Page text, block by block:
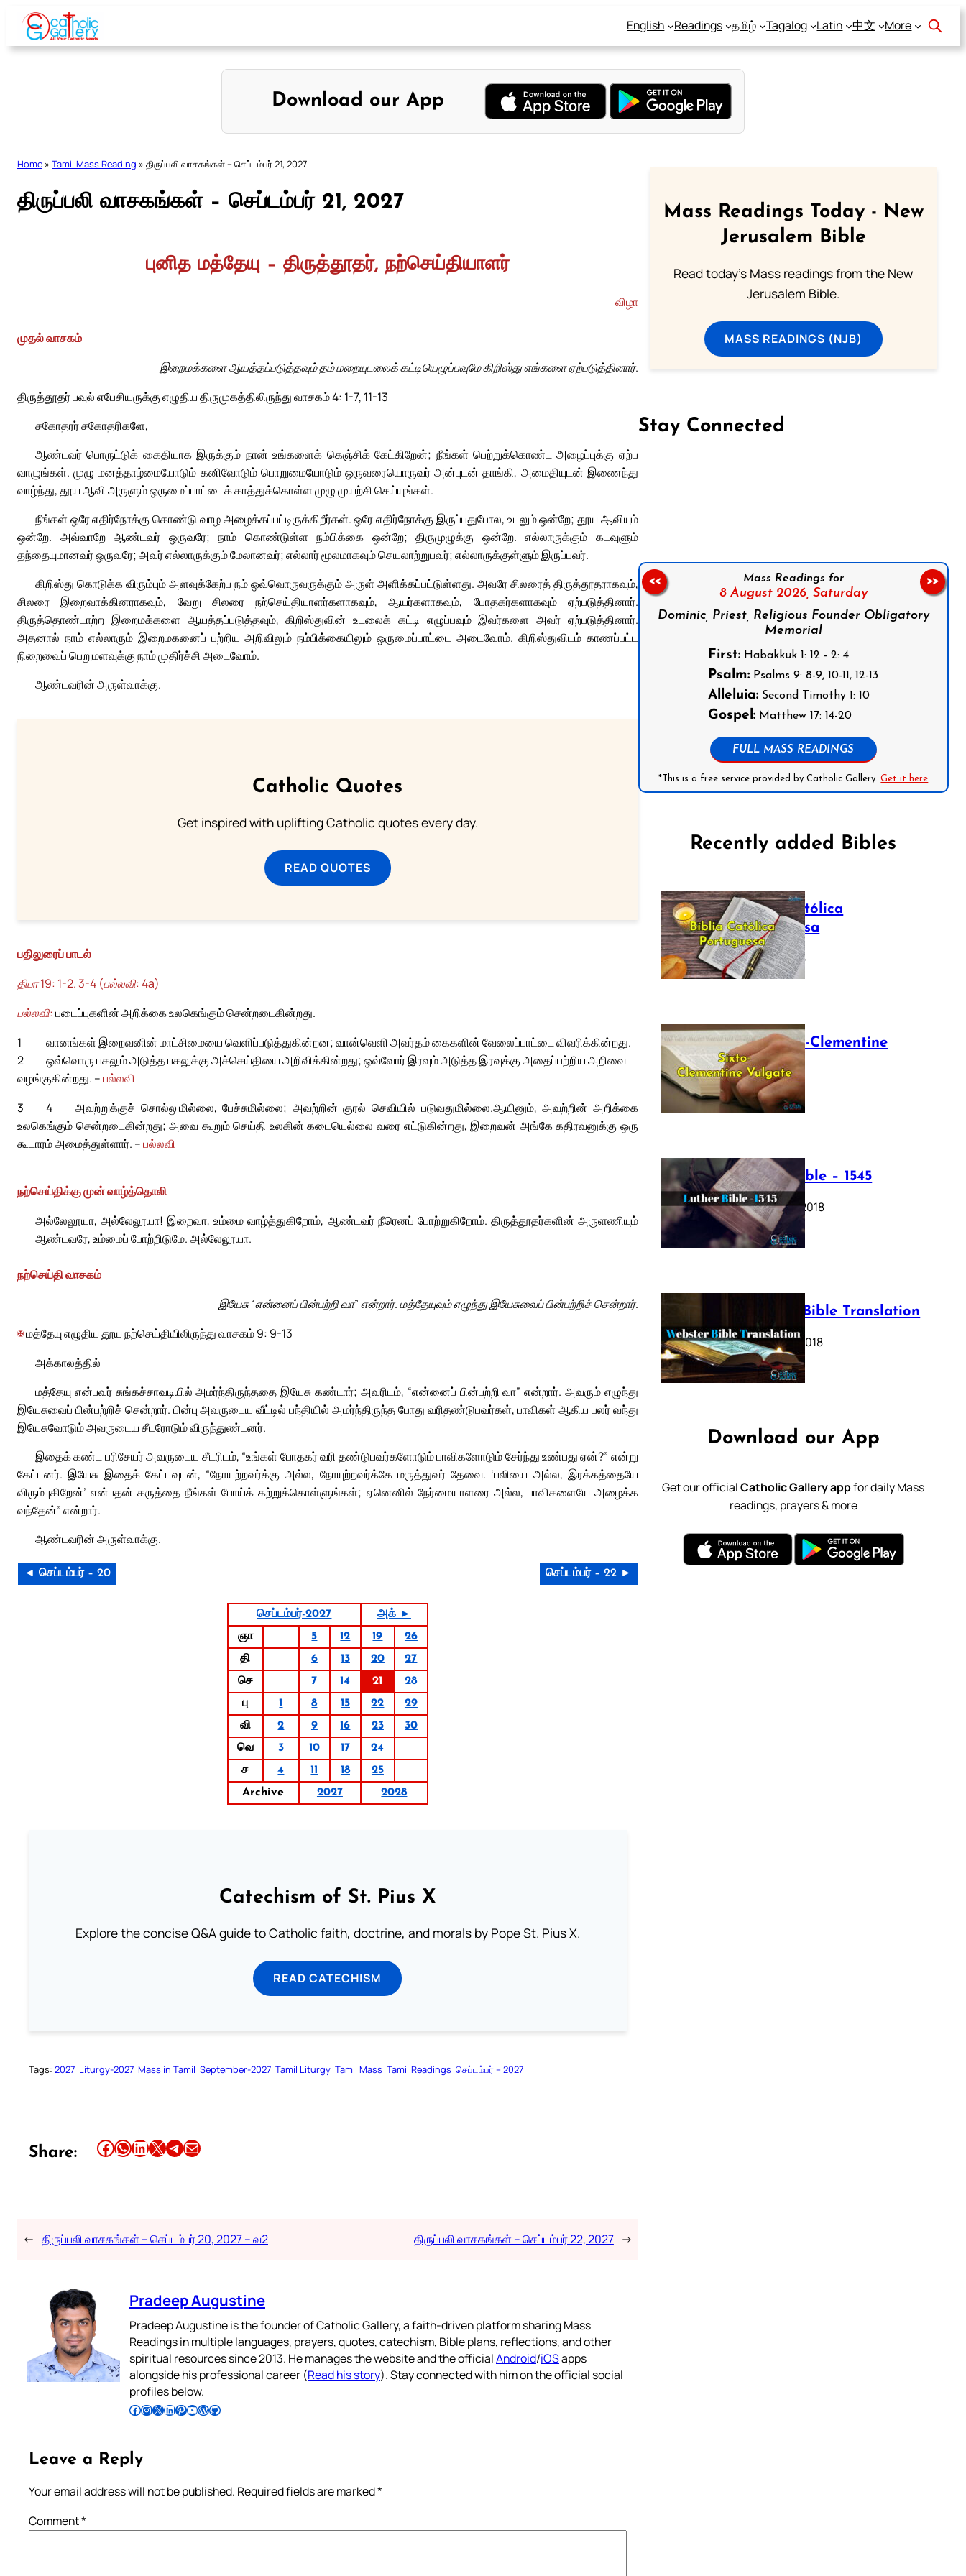
Skip
content
English Readings தமிழ் Tagalog Latin 中文 More
Download our App
Home » Tamil Mass Reading » திருப்பலி வாசகங்கள் – செப்டம்பர் 21, 2027
திருப்பலி வாசகங்கள் – செப்டம்பர் 21, 2027
புனித மத்தேயு – திருத்தூதர், நற்செய்தியாளர்
விழா
முதல் வாசகம்
இறைமக்களை ஆயத்தப்படுத்தவும் தம் மறையுடலைக் கட்டியெழுப்பவுமே கிறிஸ்து எங்களை ஏற்படுத்தினார்.
திருத்தூதர் பவுல் எபேசியருக்கு எழுதிய திருமுகத்திலிருந்து வாசகம் 4: 1-7, 11-13
சகோதரர் சகோதரிகளே,
ஆண்டவர் பொருட்டுக் கைதியாக இருக்கும் நான் உங்களைக் கெஞ்சிக் கேட்கிறேன்; நீங்கள் பெற்றுக்கொண்ட அழைப்புக்கு ஏற்ப
வாழுங்கள். முழு மனத்தாழ்மையோடும் கனிவோடும் பொறுமையோடும் ஒருவரையொருவர் அன்புடன் தாங்கி, அமைதியுடன் இணைந்து
வாழ்ந்து, தூய ஆவி அருளும் ஒருமைப்பாட்டைக் காத்துக்கொள்ள முழு முயற்சி செய்யுங்கள்.
நீங்கள் ஒரே எதிர்நோக்கு கொண்டு வாழ அழைக்கப்பட்டிருக்கிறீர்கள். ஒரே எதிர்நோக்கு இருப்பதுபோல, உடலும் ஒன்றே; தூய ஆவியும்
ஒன்றே. அவ்வாறே ஆண்டவர் ஒருவரே; நாம் கொண்டுள்ள நம்பிக்கை ஒன்றே; திருமுழுக்கு ஒன்றே. எல்லாருக்கும் கடவுளும்
தந்தையுமானவர் ஒருவரே; அவர் எல்லாருக்கும் மேலானவர்; எல்லார் மூலமாகவும் செயலாற்றுபவர்; எல்லாருக்குள்ளும் இருப்பவர்.
கிறிஸ்து கொடுக்க விரும்பும் அளவுக்கேற்ப நம் ஒவ்வொருவருக்கும் அருள் அளிக்கப்பட்டுள்ளது. அவரே சிலரைத் திருத்தூதராகவும்,
சிலரை இறைவாக்கினராகவும், வேறு சிலரை நற்செய்தியாளர்களாகவும், ஆயர்களாகவும், போதகர்களாகவும் ஏற்படுத்தினார்.
திருத்தொண்டாற்ற இறைமக்களை ஆயத்தப்படுத்தவும், கிறிஸ்துவின் உடலைக் கட்டி எழுப்பவும் இவர்களை அவர் ஏற்படுத்தினார்.
அதனால் நாம் எல்லாரும் இறைமகனைப் பற்றிய அறிவிலும் நம்பிக்கையிலும் ஒருமைப்பாட்டை அடைவோம். கிறிஸ்துவிடம் காணப்பட்ட
நிறைவைப் பெறுமளவுக்கு நாம் முதிர்ச்சி அடைவோம்.
ஆண்டவரின் அருள்வாக்கு.
Catholic Quotes
Get inspired with uplifting Catholic quotes every day.
READ QUOTES
பதிலுரைப் பாடல்
திபா 19: 1-2. 3-4 (பல்லவி: 4a)
பல்லவி:படைப்புகளின் அறிக்கை உலகெங்கும் சென்றடைகின்றது.
1
வானங்கள் இறைவனின் மாட்சிமையை வெளிப்படுத்துகின்றன; வான்வெளி அவர்தம் கைகளின் வேலைப்பாட்டை விவரிக்கின்றது.
2
ஒவ்வொரு பகலும் அடுத்த பகலுக்கு அச்செய்தியை அறிவிக்கின்றது; ஒவ்வோர் இரவும் அடுத்த இரவுக்கு அதைப்பற்றிய அறிவை
வழங்குகின்றது. –பல்லவி
3
அவற்றுக்குச் சொல்லுமில்லை, பேச்சுமில்லை; அவற்றின் குரல் செவியில் படுவதுமில்லை.
4
ஆயினும், அவற்றின் அறிக்கை
உலகெங்கும் சென்றடைகின்றது; அவை கூறும் செய்தி உலகின் கடையெல்லை வரை எட்டுகின்றது, இறைவன் அங்கே கதிரவனுக்கு ஒரு
கூடாரம் அமைத்துள்ளார். –பல்லவி
நற்செய்திக்கு முன் வாழ்த்தொலி
அல்லேலூயா, அல்லேலூயா! இறைவா, உம்மை வாழ்த்துகிறோம், ஆண்டவர் நீரெனப் போற்றுகிறோம். திருத்தூதர்களின் அருளணியும்
ஆண்டவரே, உம்மைப் போற்றிடுமே. அல்லேலூயா.
நற்செய்தி வாசகம்
இயேசு “என்னைப் பின்பற்றி வா” என்றார். மத்தேயுவும் எழுந்து இயேசுவைப் பின்பற்றிச் சென்றார்.
✠மத்தேயு எழுதிய தூய நற்செய்தியிலிருந்து வாசகம் 9: 9-13
அக்காலத்தில்
மத்தேயு என்பவர் சுங்கச்சாவடியில் அமர்ந்திருந்ததை இயேசு கண்டார்; அவரிடம், “என்னைப் பின்பற்றி வா” என்றார். அவரும் எழுந்து
இயேசுவைப் பின்பற்றிச் சென்றார். பின்பு அவருடைய வீட்டில் பந்தியில் அமர்ந்திருந்த போது வரிதண்டுபவர்கள், பாவிகள் ஆகிய பலர் வந்து
இயேசுவோடும் அவருடைய சீடரோடும் விருந்துண்டனர்.
இதைக் கண்ட பரிசேயர் அவருடைய சீடரிடம், “உங்கள் போதகர் வரி தண்டுபவர்களோடும் பாவிகளோடும் சேர்ந்து உண்பது ஏன்?” என்று
கேட்டனர். இயேசு இதைக் கேட்டவுடன், “நோயற்றவர்க்கு அல்ல, நோயுற்றவர்க்கே மருத்துவர் தேவை. ‘பலியை அல்ல, இரக்கத்தையே
விரும்புகிறேன்’ என்பதன் கருத்தை நீங்கள் போய்க் கற்றுக்கொள்ளுங்கள்; ஏனெனில் நேர்மையாளரை அல்ல, பாவிகளையே அழைக்க
வந்தேன்” என்றார்.
ஆண்டவரின் அருள்வாக்கு.
◄ செப்டம்பர் – 20 செப்டம்பர் – 22 ►
செப்டம்பர்-2027
அக் ►
ஞா
5 12 19
26
தி
6 13 20
27
செ
7 14 21
28
பு
1 8 15 22
29
வி
2 9 16 23
30
வெ
3 10 17
24
ச
4 11 18
25
Archive
2027 2028
Catechism of St. Pius X
Explore the concise Q&A guide to Catholic faith, doctrine, and morals by Pope St. Pius X.
READ CATECHISM
Tags: 2027 Liturgy-2027 Mass in Tamil September-2027 Tamil Liturgy Tamil Mass Tamil Readings செப்டம்பர் – 2027
Share: Share this article on Facebook Share this article on WhatsApp Share this article on LinkedIn Share this article on X Share this article on TelegramEmail this Article
← திருப்பலி வாசகங்கள் – செப்டம்பர் 20, 2027 – வ2 திருப்பலி வாசகங்கள் – செப்டம்பர் 22, 2027 →
Pradeep Augustine
Pradeep Augustine is the founder of Catholic Gallery, a faith-driven platform sharing Mass
Readings in multiple languages, prayers, quotes, catechism, Bible plans, reflections, and other
spiritual resources since 2013. He manages the website and the officialAndroid/iOSapps
alongside his professional career (Read his story). Stay connected with him on the official social
profiles below.
Follow Pradeep on Facebook Follow Pradeep on InstagramFollow Pradeep on X Follow Pradeep on LinkedIn Follow Pradeep on Pinterest Subscribe to Pradeep’s Youtube Channel Follow Pradeep on WordPress Follow Pradeep on GitHub
Leave a Reply
Your email address will not be published. Required fields are marked*
Comment*
Mass Readings Today - New
Jerusalem Bible
Read today's Mass readings from the New
Jerusalem Bible.
MASS READINGS (NJB)
Stay Connected
Mass Readings for
8 August 2026, Saturday
Dominic, Priest, Religious Founder Obligatory
Memorial
First: Habakkuk 1: 12 - 2: 4
Psalm: Psalms 9: 8-9, 10-11, 12-13
Alleluia: Second Timothy 1: 10
Gospel: Matthew 17: 14-20
FULL MASS READINGS
*This is a free service provided by Catholic Gallery.Get it here
<< >>
Recently added Bibles
Bíblia Católica
Portuguesa
July 16, 2025
The Sixto-Clementine
Vulgate
July 12, 2025
Luther Bible – 1545
October 17, 2018
Webster Bible Translation
October 11, 2018
Download our App
Get our officialCatholic Gallery appfor daily Mass
readings, prayers & more